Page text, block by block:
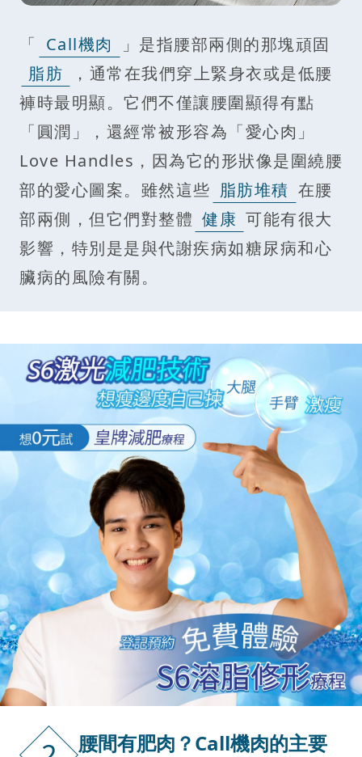
「 Call機肉
」是指腰部兩側的那塊頑固
脂肪
，通常在我們穿上緊身衣或是低腰
褲時最明顯。它們不僅讓腰圍顯得有點
「圓潤」，還經常被形容為「愛心肉」
Love Handles，因為它的形狀像是圍繞腰
部的愛心圖案。雖然這些 脂肪堆積 在腰
部兩側，但它們對整體 健康 可能有很大
影響，特別是是與代謝疾病如糖尿病和心
臟病的風險有關。
腰間有肥肉？Call機肉的主要